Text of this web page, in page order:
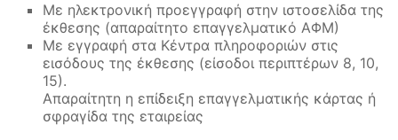
Με ηλεκτρονική προεγγραφή στην ιστοσελίδα της
έκθεσης (απαραίτητο επαγγελματικό ΑΦΜ)
Με εγγραφή στα Κέντρα πληροφοριών στις
εισόδους της έκθεσης (είσοδοι περιπτέρων 8, 10,
15).
Απαραίτητη η επίδειξη επαγγελματικής κάρτας ή
σφραγίδα της εταιρείας